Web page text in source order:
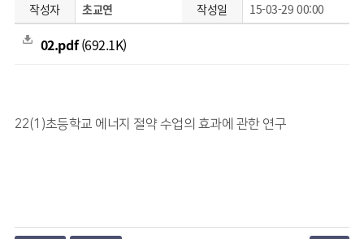
작성자 초교연 작성일 15-03-29 00:00
02.pdf(692.1K)
22(1)초등학교 에너지 절약 수업의 효과에 관한 연구